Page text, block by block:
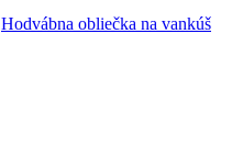
Hodvábna obliečka na vankúš